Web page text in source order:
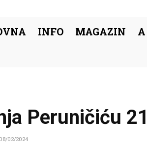
INFO MAGAZIN
Peruničiću
08/02/2024